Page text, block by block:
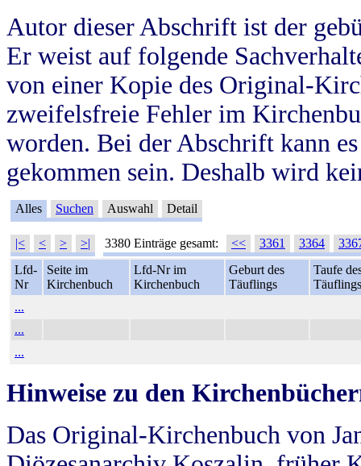
Autor dieser Abschrift ist der
Er weist auf folgende
von einer Kopie des Original-
zweifelsfreie Fehler im
worden. Bei der Abschrift kann
gekommen sein. Deshalb wird
Alles Suchen Auswahl Detail
|< < > >| 3380 Einträge gesamt: << 3361 3364
Lfd-
Nr
Seite im
Kirchenbuch
Lfd-Nr im
Kirchenbuch
Geburt des
Täuflings
Taufe
Täuflings
...
...
...
Hinweise zu den
Das Original-Kirchenbuch von